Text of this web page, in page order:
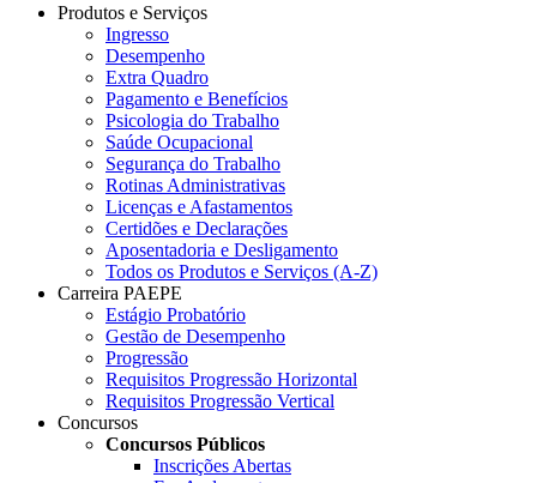
Produtos e Serviços
Ingresso
Desempenho
Extra Quadro
Pagamento e Benefícios
Psicologia do Trabalho
Saúde Ocupacional
Segurança do Trabalho
Rotinas Administrativas
Licenças e Afastamentos
Certidões e Declarações
Aposentadoria e Desligamento
Todos os Produtos e Serviços (A-Z)
Carreira PAEPE
Estágio Probatório
Gestão de Desempenho
Progressão
Requisitos Progressão Horizontal
Requisitos Progressão Vertical
Concursos
Concursos Públicos
Inscrições Abertas